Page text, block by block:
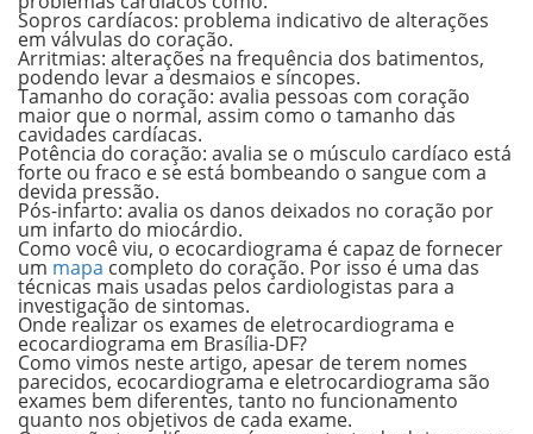
Sopros cardíacos: problema indicativo de alterações
em válvulas do coração.
Arritmias: alterações na frequência dos batimentos,
podendo levar a desmaios e síncopes.
Tamanho do coração: avalia pessoas com coração
maior que o normal, assim como o tamanho das
cavidades cardíacas.
Potência do coração: avalia se o músculo cardíaco está
forte ou fraco e se está bombeando o sangue com a
devida pressão.
Pós-infarto: avalia os danos deixados no coração por
um infarto do miocárdio.
Como você viu, o ecocardiograma é capaz de fornecer
um mapa completo do coração. Por isso é uma das
técnicas mais usadas pelos cardiologistas para a
investigação de sintomas.
Onde realizar os exames de eletrocardiograma e
ecocardiograma em Brasília-DF?
Como vimos neste artigo, apesar de terem nomes
parecidos, ecocardiograma e eletrocardiograma são
exames bem diferentes, tanto no funcionamento
quanto nos objetivos de cada exame.